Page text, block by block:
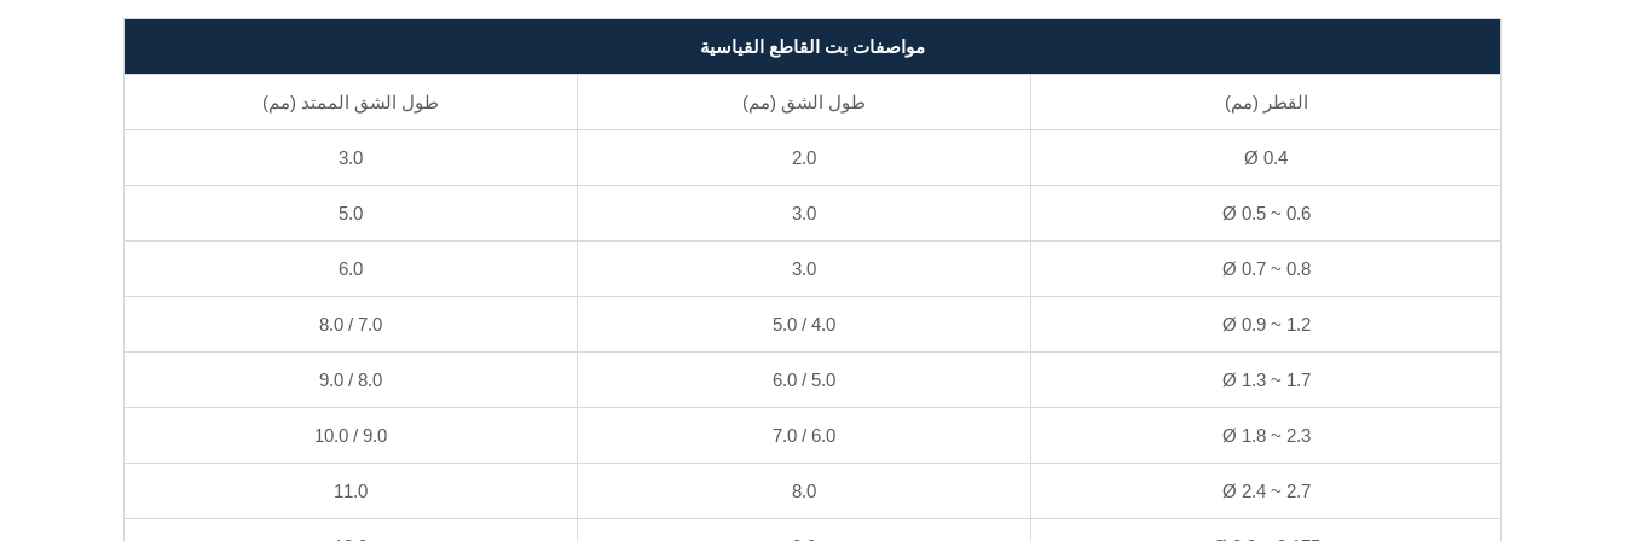
مواصفات بت القاطع القياسية
القطر (مم) طول الشق (مم) طول الشق الممتد (مم)
Ø 0.4
2.0
3.0
Ø 0.5 ~ 0.6
3.0
5.0
Ø 0.7 ~ 0.8
3.0
6.0
Ø 0.9 ~ 1.2
4.0 / 5.0
7.0 / 8.0
Ø 1.3 ~ 1.7
5.0 / 6.0
8.0 / 9.0
Ø 1.8 ~ 2.3
6.0 / 7.0
9.0 / 10.0
Ø 2.4 ~ 2.7
8.0
11.0